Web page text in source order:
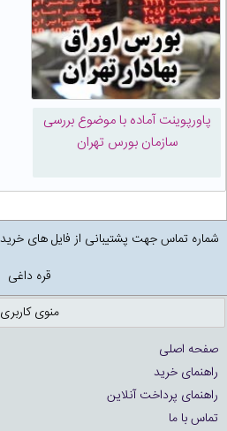
پاورپوینت آماده با موضوع بررسی
سازمان بورس تهران
قره داغی
منوی کاربری
صفحه اصلی
راهنمای خرید
راهنمای پرداخت آنلاین
تماس با ما